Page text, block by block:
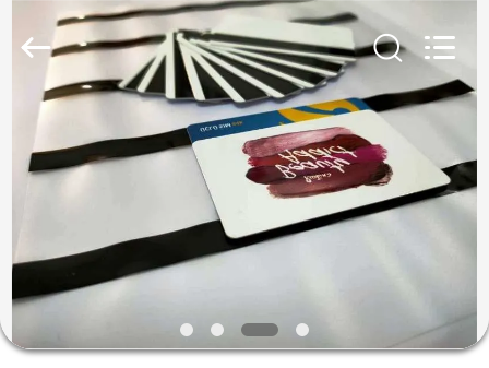
LA
MAISON
PRODUITS
VIDÉOS
(Tianjin)
Limited.
Reserved.